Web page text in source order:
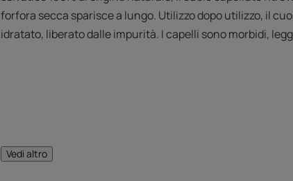
forfora secca sparisce a lungo. Utilizzo dopo utilizzo, il
idratato, liberato dalle impurità. I capelli sono morbidi,
Vedi altro